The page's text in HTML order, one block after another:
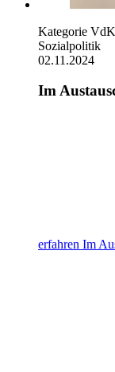
Kategorie
Sozialpolitik
02.11.2024
Im
erfahren Im